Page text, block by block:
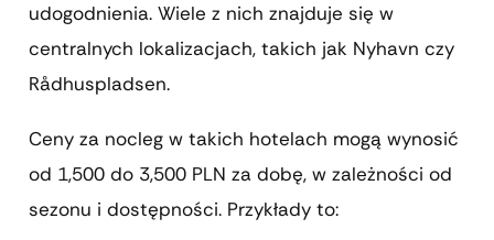
udogodnienia. Wiele z nich znajduje się w
centralnych lokalizacjach, takich jak Nyhavn czy
Rådhuspladsen.
Ceny za nocleg w takich hotelach mogą wynosić
od 1,500 do 3,500 PLN za dobę, w zależności od
sezonu i dostępności. Przykłady to: